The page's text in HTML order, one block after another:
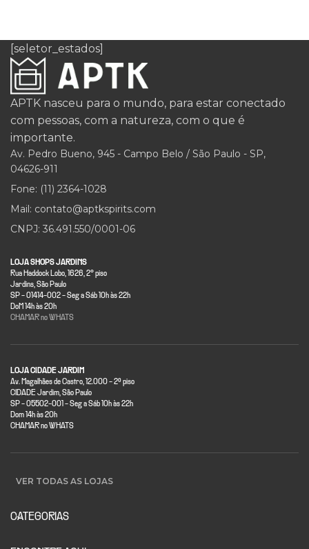
[seletor_estados]
APTK nasceu para o mundo, para estar conectado
com pessoas, com a natureza, com o que é
importante.
Av. Pedro Bueno, 945 - Campo Belo / São Paulo - SP,
04626-911
Fone: (11) 2364-1028
Mail: contato@aptkspirits.com
CNPJ: 36.491.550/0001-06
LOJA SHOPS JARDINS
Rua Haddock Lobo, 1626, 2° piso
Jardins, São Paulo
SP - 01414-002 - Seg a Sáb 10h às 22h
DoM 14h às 20h
CHAMAR no WHATS
LOJA CIDADE JARDIM
Av. Magalhães de Castro, 12.000 - 2º piso
CIDADE Jardim, São Paulo
SP - 05502-001 - Seg a Sáb 10h às 22h
Dom 14h às 20h
CHAMAR no WHATS
VER TODAS AS LOJAS
CATEGORIAS